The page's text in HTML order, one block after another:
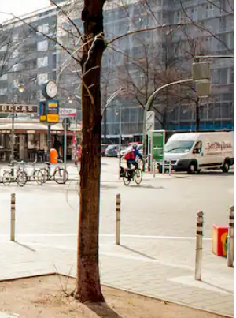
mere ved at trykke eller stryge.